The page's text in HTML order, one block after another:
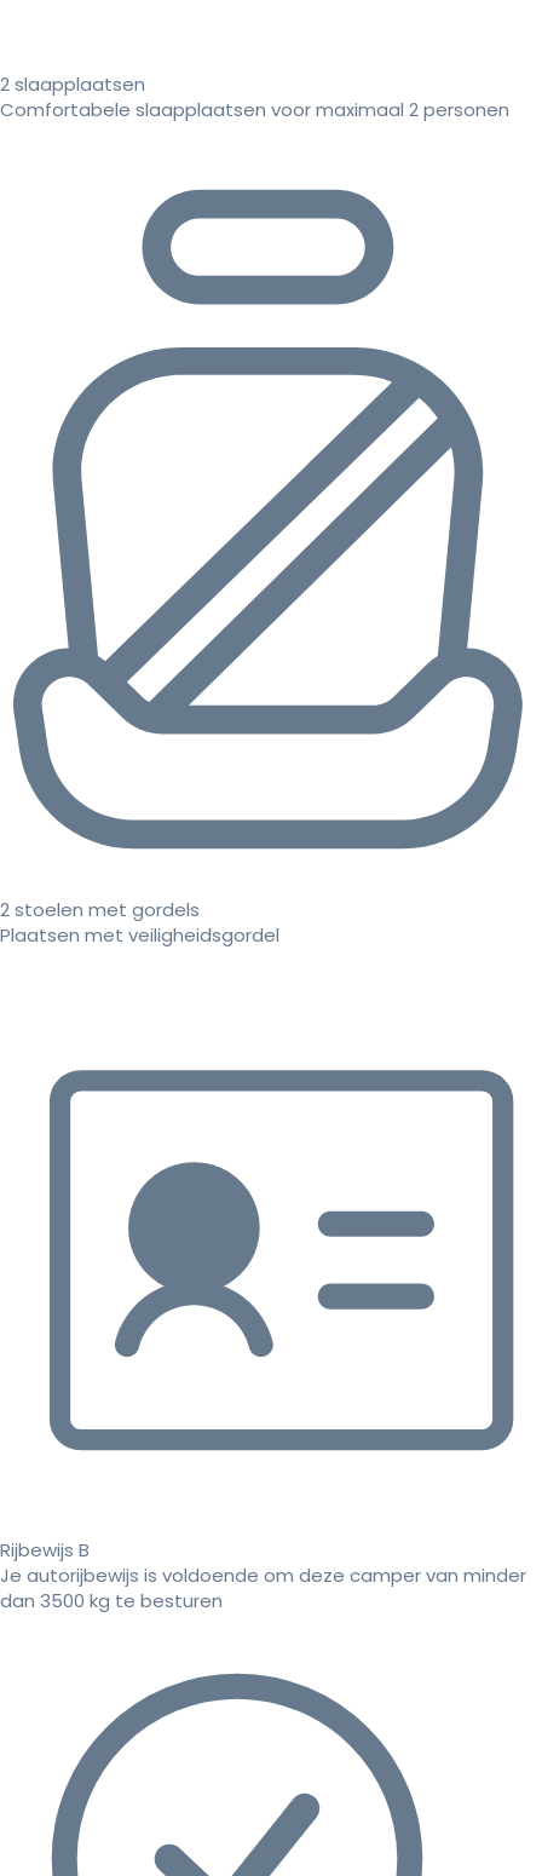
2 slaapplaatsen
Comfortabele slaapplaatsen voor maximaal 2 personen
2 stoelen met gordels
Plaatsen met veiligheidsgordel
Rijbewijs B
Je autorijbewijs is voldoende om deze camper van minder
dan 3500 kg te besturen